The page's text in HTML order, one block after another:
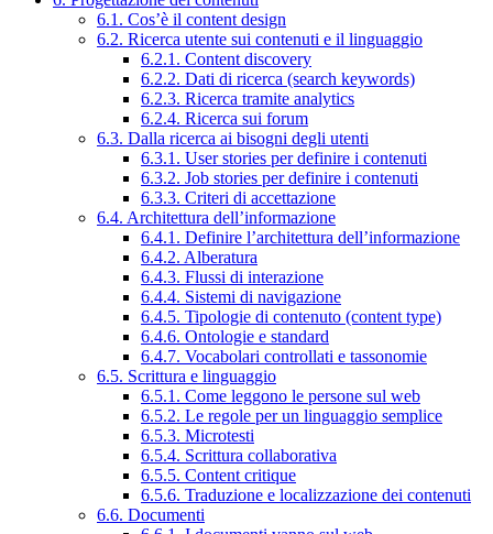
6.1. Cos’è il content design
6.2. Ricerca utente sui contenuti e il linguaggio
6.2.1. Content discovery
6.2.2. Dati di ricerca (search keywords)
6.2.3. Ricerca tramite analytics
6.2.4. Ricerca sui forum
6.3. Dalla ricerca ai bisogni degli utenti
6.3.1. User stories per definire i contenuti
6.3.2. Job stories per definire i contenuti
6.3.3. Criteri di accettazione
6.4. Architettura dell’informazione
6.4.1. Definire l’architettura dell’informazione
6.4.2. Alberatura
6.4.3. Flussi di interazione
6.4.4. Sistemi di navigazione
6.4.5. Tipologie di contenuto (content type)
6.4.6. Ontologie e standard
6.4.7. Vocabolari controllati e tassonomie
6.5. Scrittura e linguaggio
6.5.1. Come leggono le persone sul web
6.5.2. Le regole per un linguaggio semplice
6.5.3. Microtesti
6.5.4. Scrittura collaborativa
6.5.5. Content critique
6.5.6. Traduzione e localizzazione dei contenuti
6.6. Documenti